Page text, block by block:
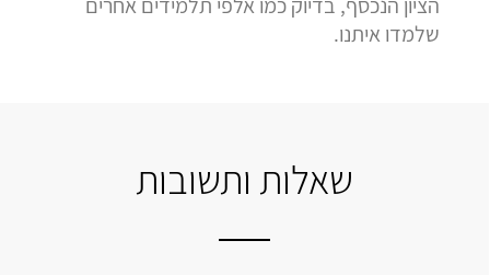
הציון הנכסף, בדיוק כמו אלפי תלמידים אחרים
שלמדו איתנו.
שאלות ותשובות